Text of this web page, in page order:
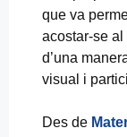
que va
acostar-se al
d’una
visual i
Des de